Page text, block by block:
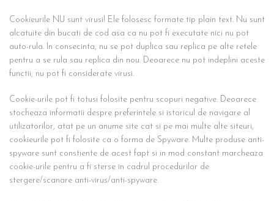
Cookieurile NU sunt virusi! Ele folosesc formate tip plain text. Nu sunt
alcatuite din bucati de cod asa ca nu pot fi executate nici nu pot
auto-rula. In consecinta, nu se pot duplica sau replica pe alte retele
pentru a se rula sau replica din nou. Deoarece nu pot indeplini aceste
functii, nu pot fi considerate virusi.
Cookie-urile pot fi totusi folosite pentru scopuri negative. Deoarece
stocheaza informatii despre preferintele si istoricul de navigare al
utilizatorilor, atat pe un anume site cat si pe mai multe alte siteuri,
cookieurile pot fi folosite ca o forma de Spyware. Multe produse anti-
spyware sunt constiente de acest fapt si in mod constant marcheaza
cookie-urile pentru a fi sterse in cadrul procedurilor de
stergere/scanare anti-virus/anti-spyware.